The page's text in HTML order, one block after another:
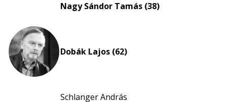
Nagy Sándor Tamás (38)
Dobák Lajos (62)
Schlanger András